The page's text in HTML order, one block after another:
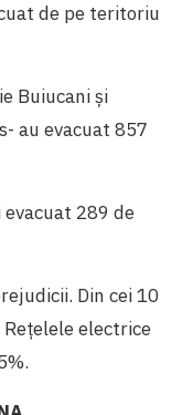
de pe teritoriu
Buiucani și
au evacuat 857
289 de
Din cei 10
electrice